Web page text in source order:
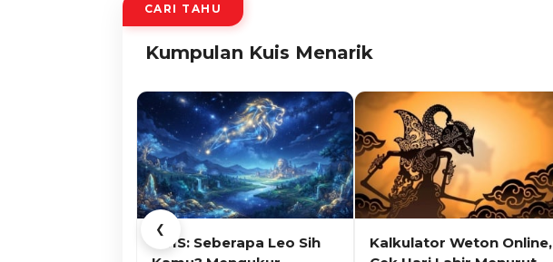
CARI TAHU
Kumpulan Kuis Menarik
❮
KUIS: Seberapa Leo Sih
Kalkulator Weton Online,